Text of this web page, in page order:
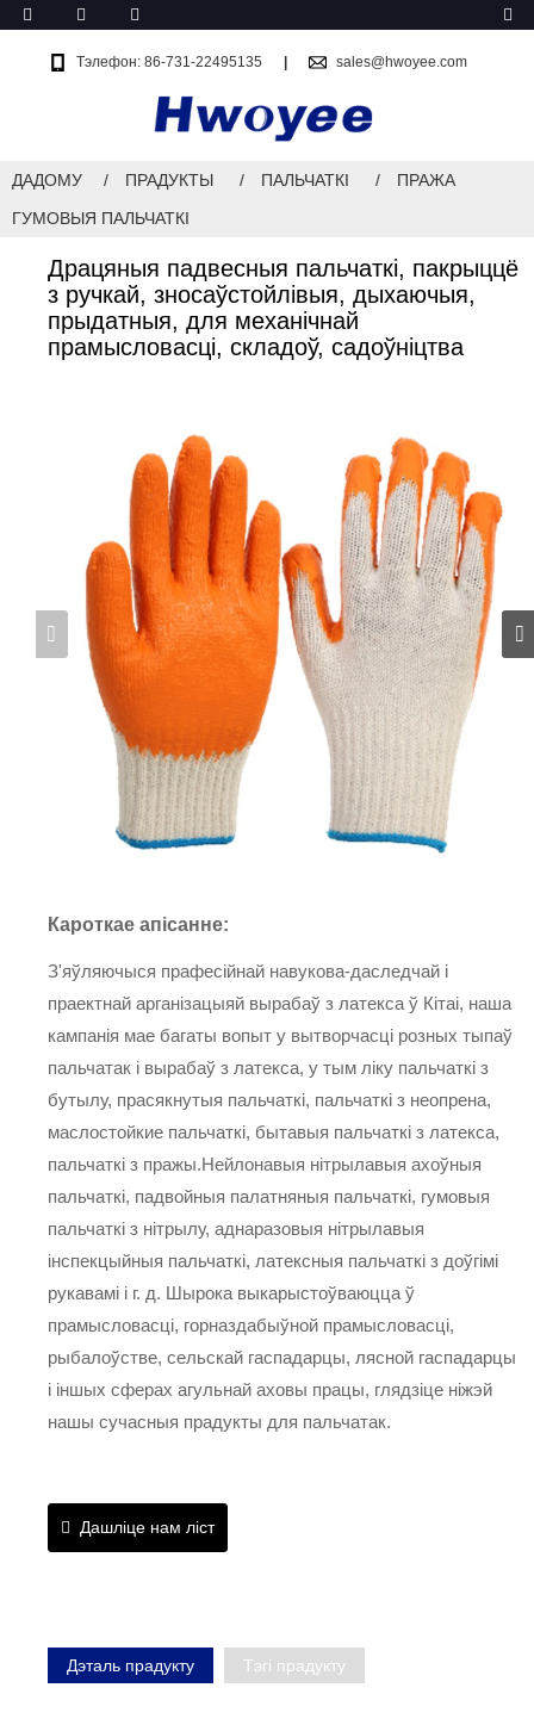
Тэлефон: 86-731-22495135 sales@hwoyee.com
ДАДОМУ ПРАДУКТЫ ПАЛЬЧАТКІ
ПРАЖА
ГУМОВЫЯ ПАЛЬЧАТКІ
Драцяныя падвесныя пальчаткі, пакрыццё
з ручкай, зносаўстойлівыя, дыхаючыя,
прыдатныя, для механічнай
прамысловасці, складоў, садоўніцтва
Кароткае апісанне:
З'яўляючыся прафесійнай навукова-даследчай і
праектнай арганізацыяй вырабаў з латекса ў Кітаі, наша
кампанія мае багаты вопыт у вытворчасці розных тыпаў
пальчатак і вырабаў з латекса, у тым ліку пальчаткі з
бутылу, прасякнутыя пальчаткі, пальчаткі з неопрена,
маслостойкие пальчаткі, бытавыя пальчаткі з латекса,
пальчаткі з пражы.Нейлонавыя нітрылавыя ахоўныя
пальчаткі, падвойныя палатняныя пальчаткі, гумовыя
пальчаткі з нітрылу, аднаразовыя нітрылавыя
інспекцыйныя пальчаткі, латексныя пальчаткі з доўгімі
рукавамі і г. д. Шырока выкарыстоўваюцца ў
прамысловасці, горназдабыўной прамысловасці,
рыбалоўстве, сельскай гаспадарцы, лясной гаспадарцы
і іншых сферах агульнай аховы працы, глядзіце ніжэй
нашы сучасныя прадукты для пальчатак.
Дашліце нам ліст
Дэталь прадукту Тэгі прадукту